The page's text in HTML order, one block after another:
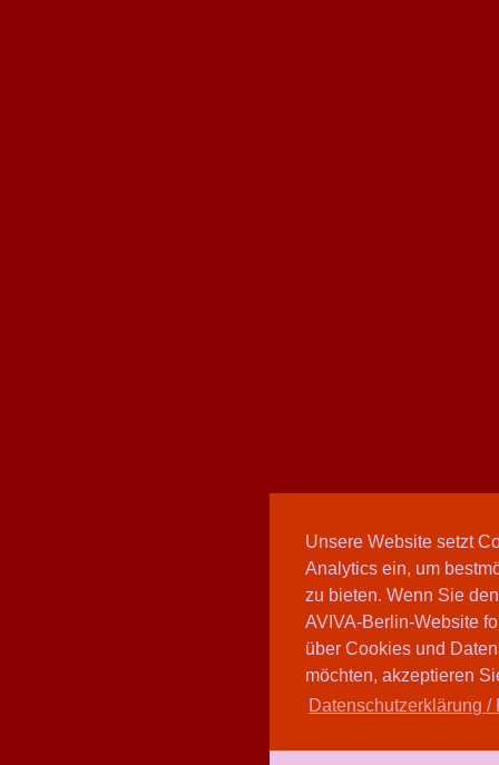
Unsere Website setzt
Analytics ein, um
zu bieten. Wenn Sie
AVIVA-Berlin-Website
über Cookies und
möchten, akzeptieren
Datenschutzerklärung /